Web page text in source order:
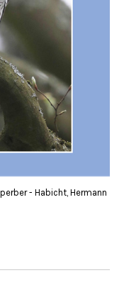
- Habicht, Hermann